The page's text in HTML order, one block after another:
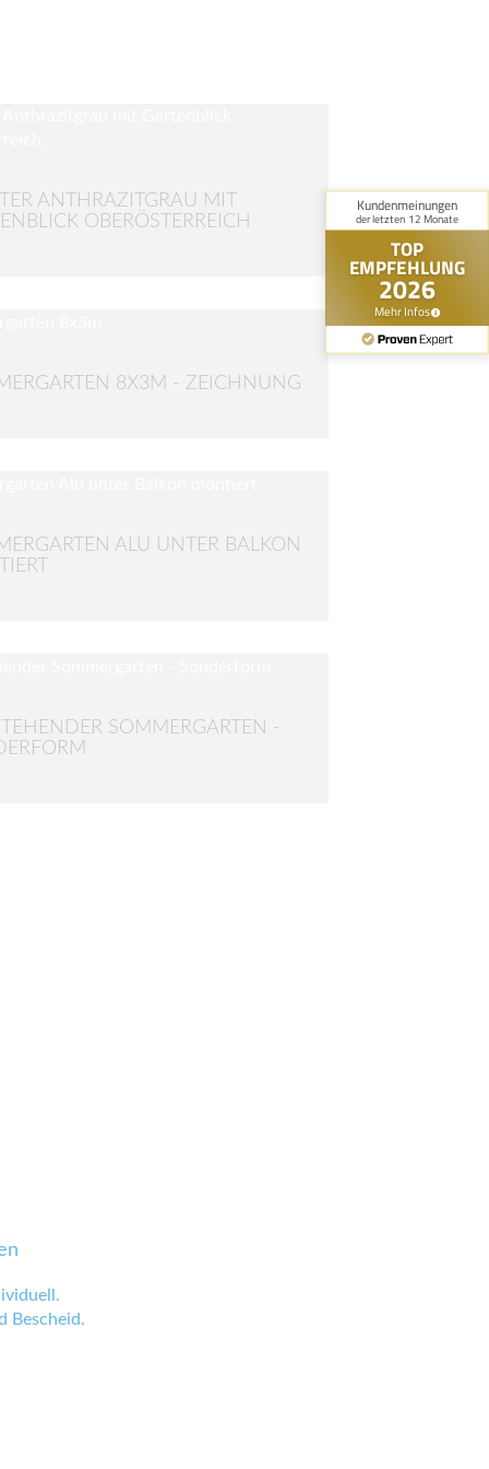
ANTHRAZITGRAU MIT
OBERÖSTERREICH
8X3M - ZEICHNUNG
ALU UNTER BALKON
SOMMERGARTEN -
Bescheid.